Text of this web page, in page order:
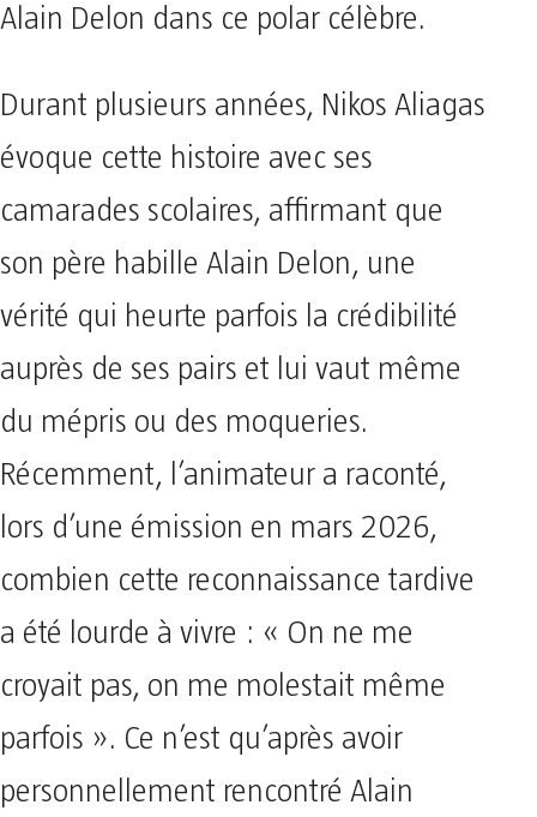
Alain Delon dans ce polar célèbre.
Durant plusieurs années, Nikos Aliagas
évoque cette histoire avec ses
camarades scolaires, affirmant que
son père habille Alain Delon, une
vérité qui heurte parfois la crédibilité
auprès de ses pairs et lui vaut même
du mépris ou des moqueries.
Récemment, l’animateur a raconté,
lors d’une émission en mars 2026,
combien cette reconnaissance tardive
a été lourde à vivre : « On ne me
croyait pas, on me molestait même
parfois ». Ce n’est qu’après avoir
personnellement rencontré Alain